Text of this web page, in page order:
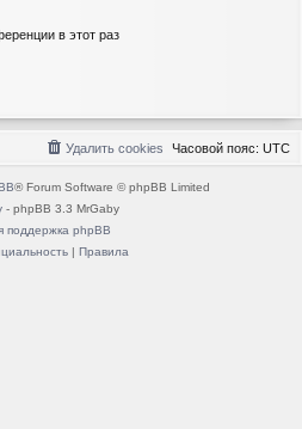
в этот раз
Часовой пояс: UTC
Удалить cookies
® Forum Software © phpBB Limited
- phpBB 3.3 MrGaby
поддержка phpBB
| Правила